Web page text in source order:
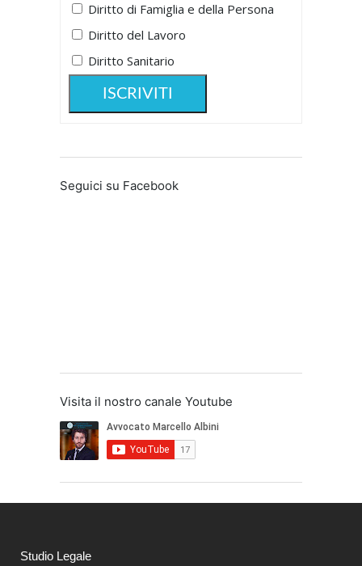
Diritto di Famiglia e della Persona
Diritto del Lavoro
Diritto Sanitario
Seguici su Facebook
Visita il nostro canale Youtube
Studio Legale